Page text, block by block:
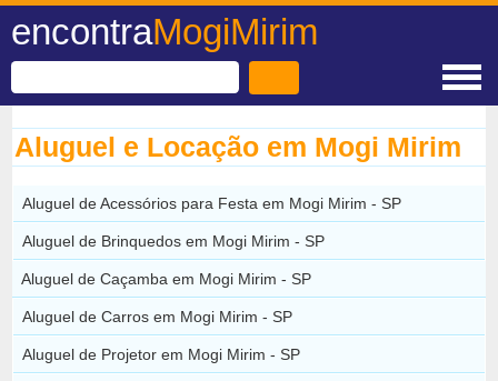
encontraMogiMirim
Aluguel e Locação em Mogi Mirim
Aluguel de Acessórios para Festa em Mogi Mirim - SP
Aluguel de Brinquedos em Mogi Mirim - SP
Aluguel de Caçamba em Mogi Mirim - SP
Aluguel de Carros em Mogi Mirim - SP
Aluguel de Projetor em Mogi Mirim - SP